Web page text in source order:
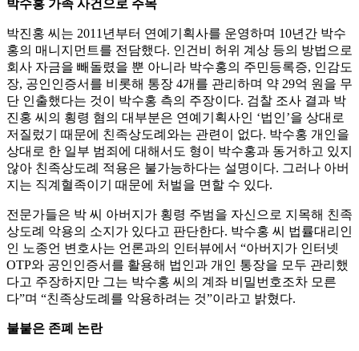
박수홍 가족 사건으로 주목
박진홍 씨는 2011년부터 연예기획사를 운영하며 10년간 박수
홍의 매니지먼트를 전담했다. 인건비 허위 계상 등의 방법으로
회사 자금을 빼돌렸을 뿐 아니라 박수홍의 주민등록증, 인감도
장, 공인인증서를 비롯해 통장 4개를 관리하며 약 29억 원을 무
단 인출했다는 것이 박수홍 측의 주장이다. 검찰 조사 결과 박
진홍 씨의 횡령 혐의 대부분은 연예기획사인 ‘법인’을 상대로
저질렀기 때문에 친족상도례와는 관련이 없다. 박수홍 개인을
상대로 한 일부 범죄에 대해서도 형이 박수홍과 동거하고 있지
않아 친족상도례 적용은 불가능하다는 설명이다. 그러나 아버
지는 직계혈족이기 때문에 처벌을 면할 수 있다.
전문가들은 박 씨 아버지가 횡령 주범을 자신으로 지목해 친족
상도례 악용의 소지가 있다고 판단한다. 박수홍 씨 법률대리인
인 노종언 변호사는 언론과의 인터뷰에서 “아버지가 인터넷
OTP와 공인인증서를 활용해 법인과 개인 통장을 모두 관리했
다고 주장하지만 그는 박수홍 씨의 계좌 비밀번호조차 모른
다”며 “친족상도례를 악용하려는 것”이라고 밝혔다.
불붙은 존폐 논란